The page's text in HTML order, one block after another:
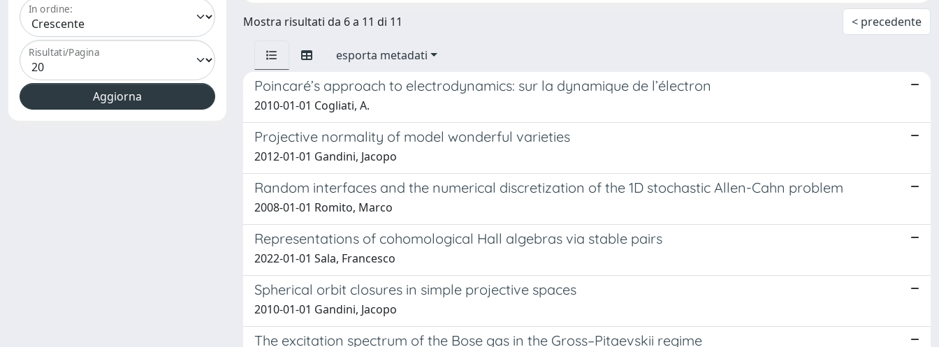
In ordine:
Risultati/Pagina
Mostra risultati da 6 a 11 di 11 < precedente
esporta metadati
Poincaré’s approach to electrodynamics: sur la dynamique de l’électron
2010-01-01 Cogliati, A.
Projective normality of model wonderful varieties
2012-01-01 Gandini, Jacopo
Random interfaces and the numerical discretization of the 1D stochastic Allen-Cahn problem
2008-01-01 Romito, Marco
Representations of cohomological Hall algebras via stable pairs
2022-01-01 Sala, Francesco
Spherical orbit closures in simple projective spaces
2010-01-01 Gandini, Jacopo
The excitation spectrum of the Bose gas in the Gross–Pitaevskii regime